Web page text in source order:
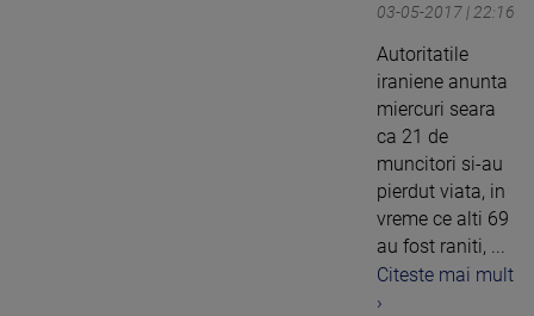
03-05-2017 | 22:16
Autoritatile
iraniene anunta
miercuri seara
ca 21 de
muncitori si-au
pierdut viata, in
vreme ce alti 69
au fost raniti, ...
Citeste mai mult
›